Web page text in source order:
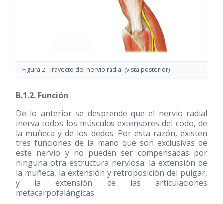
Figura 2. Trayecto del nervio radial (vista posterior)
B.1.2. Función
De lo anterior se desprende que el nervio radial
inerva todos los músculos extensores del codo, de
la muñeca y de los dedos. Por esta razón, existen
tres funciones de la mano que son exclusivas de
este nervio y no pueden ser compensadas por
ninguna otra estructura nerviosa: la extensión de
la muñeca, la extensión y retroposición del pulgar,
y la extensión de las articulaciones
metacarpofalángicas.